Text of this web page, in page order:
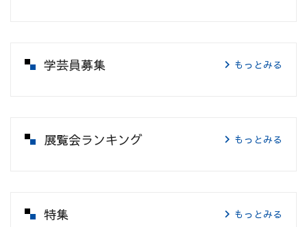
学芸員募集 もっとみる
展覧会ランキング もっとみる
特集 もっとみる